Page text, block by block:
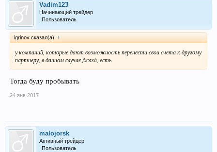
Vadim123
Начинающий трейдер
Пользователь
igrinov сказал(а): ↑
у компаний, которые дают возможность перенести свои счета к другому
партнеру, в данном случае fxcash, есть
Тогда буду пробывать
24 янв 2017
malojorsk
Активный трейдер
Пользователь